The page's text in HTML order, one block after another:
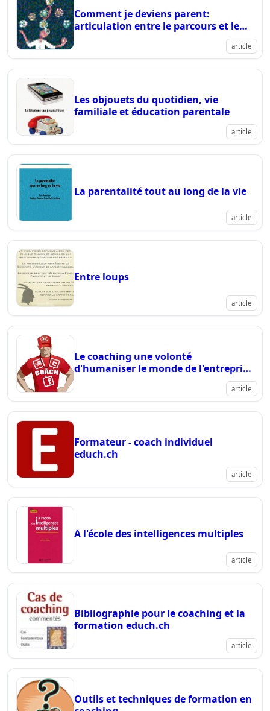
Comment je deviens parent:
articulation entre le parcours et le
article
Les objouets du quotidien, vie
familiale et éducation parentale
article
La parentalité tout au long de la vie
article
Entre loups
article
Le coaching une volonté
d'humaniser le monde de l'entreprise
article
Formateur - coach individuel
educh.ch
article
A l'école des intelligences multiples
article
Bibliographie pour le coaching et la
formation educh.ch
article
Outils et techniques de formation en